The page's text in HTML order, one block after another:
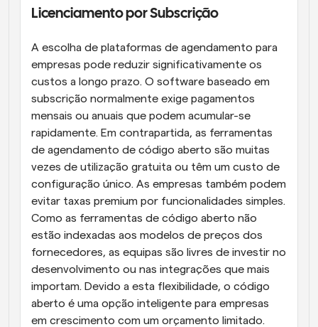
Licenciamento por Subscrição
A escolha de plataformas de agendamento para
empresas pode reduzir significativamente os
custos a longo prazo. O software baseado em
subscrição normalmente exige pagamentos
mensais ou anuais que podem acumular-se
rapidamente. Em contrapartida, as ferramentas
de agendamento de código aberto são muitas
vezes de utilização gratuita ou têm um custo de
configuração único. As empresas também podem
evitar taxas premium por funcionalidades simples.
Como as ferramentas de código aberto não
estão indexadas aos modelos de preços dos
fornecedores, as equipas são livres de investir no
desenvolvimento ou nas integrações que mais
importam. Devido a esta flexibilidade, o código
aberto é uma opção inteligente para empresas
em crescimento com um orçamento limitado.